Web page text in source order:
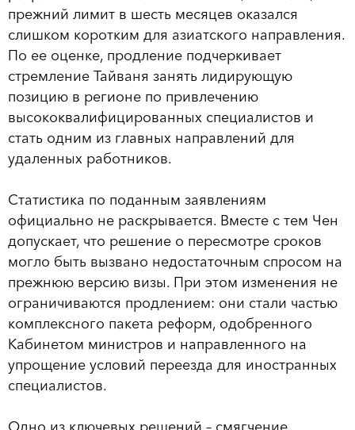
прежний лимит в шесть месяцев оказался
слишком коротким для азиатского направления.
По ее оценке, продление подчеркивает
стремление Тайваня занять лидирующую
позицию в регионе по привлечению
высококвалифицированных специалистов и
стать одним из главных направлений для
удаленных работников.
Статистика по поданным заявлениям
официально не раскрывается. Вместе с тем Чен
допускает, что решение о пересмотре сроков
могло быть вызвано недостаточным спросом на
прежнюю версию визы. При этом изменения не
ограничиваются продлением: они стали частью
комплексного пакета реформ, одобренного
Кабинетом министров и направленного на
упрощение условий переезда для иностранных
специалистов.